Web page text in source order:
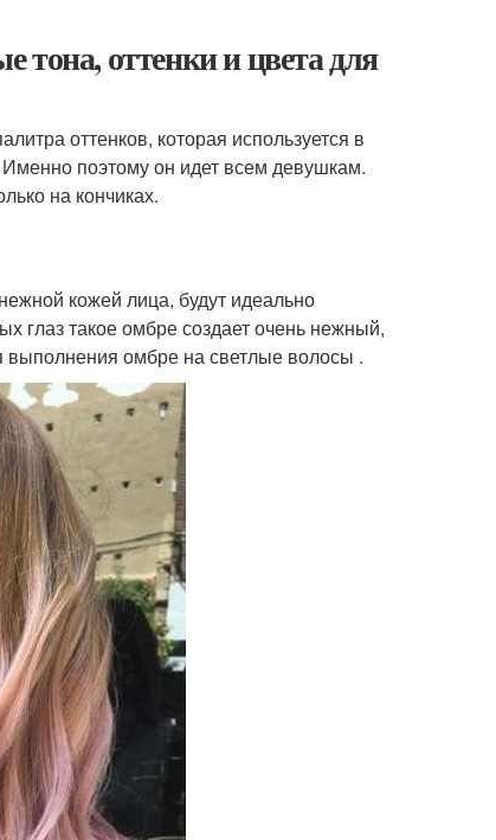
тона, оттенки и цвета для
оттенков, которая используется в
поэтому он идет всем девушкам.
на кончиках.
кожей лица, будут идеально
глаз такое омбре создает очень нежный,
выполнения омбре на светлые волосы .